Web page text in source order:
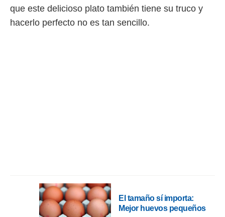
que este delicioso plato también tiene su truco y
hacerlo perfecto no es tan sencillo.
El tamaño sí importa:
Mejor huevos pequeños